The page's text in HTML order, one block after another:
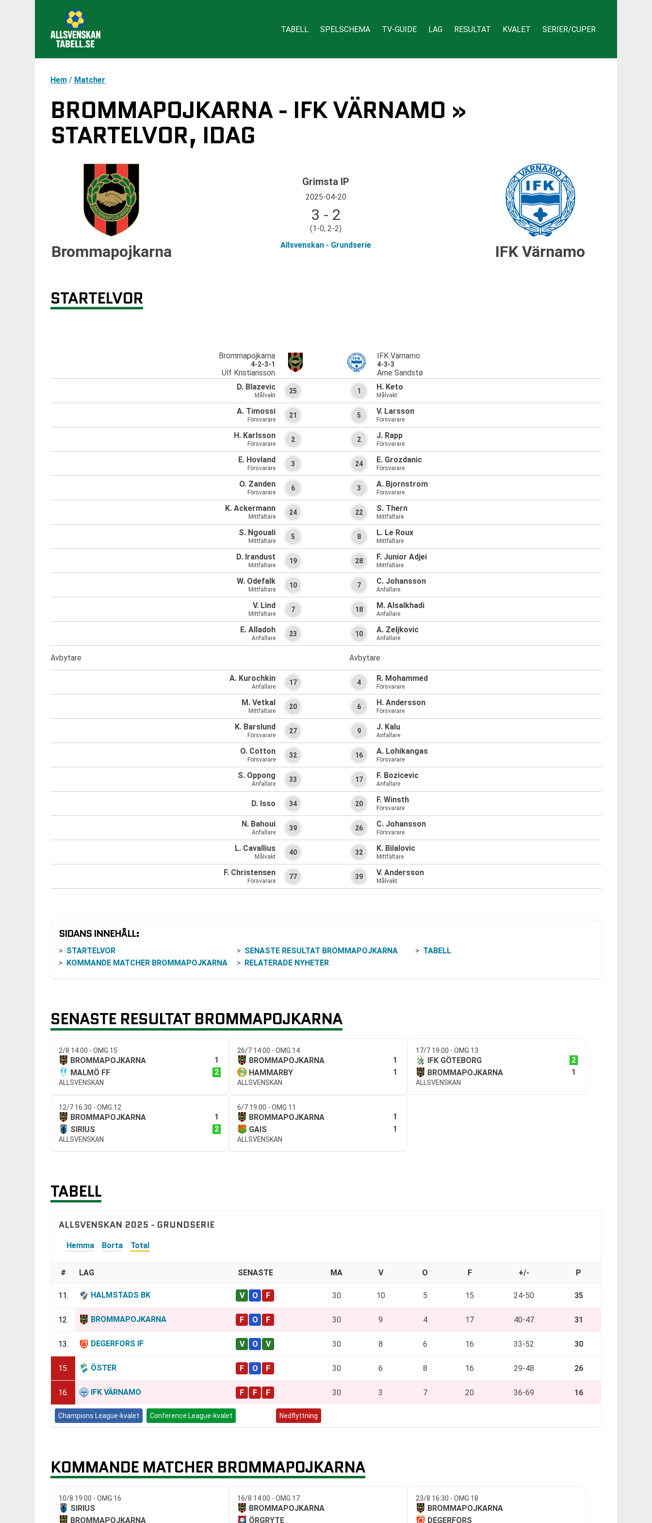
TABELL SPELSCHEMA TV-GUIDE LAG RESULTAT KVALET SERIER/CUPER
Hem / Matcher
BROMMAPOJKARNA - IFK VÄRNAMO »
STARTELVOR, IDAG
Brommapojkarna
Grimsta IP
2025-04-20
3 - 2
(1-0, 2-2)
Allsvenskan - Grundserie
IFK Värnamo
STARTELVOR
Brommapojkarna
4-2-3-1
Ulf Kristiansson
IFK Värnamo
4-3-3
Arne Sandstø
D. Blazevic
Målvakt
25
A. Timossi
Försvarare
21
H. Karlsson
Försvarare
2
E. Hovland
Försvarare
3
O. Zanden
Försvarare
6
K. Ackermann
Mittfältare
24
S. Ngouali
Mittfältare
5
D. Irandust
Mittfältare
19
W. Odefalk
Mittfältare
10
V. Lind
Mittfältare
7
E. Alladoh
Anfallare
23
Avbytare
A. Kurochkin
Anfallare
17
M. Vetkal
Mittfältare
20
K. Barslund
Försvarare
27
O. Cotton
Försvarare
32
S. Oppong
Anfallare
33
D. Isso 34
N. Bahoui
Anfallare
39
L. Cavallius
Målvakt
40
F. Christensen
Försvarare
77
1 H. Keto
Målvakt
5 V. Larsson
Försvarare
2 J. Rapp
Försvarare
24 E. Grozdanic
Försvarare
3 A. Bjornstrom
Försvarare
22 S. Thern
Mittfältare
8 L. Le Roux
Mittfältare
28 F. Junior Adjei
Mittfältare
7 C. Johansson
Anfallare
18 M. Alsalkhadi
Anfallare
10 A. Zeljkovic
Anfallare
Avbytare
4 R. Mohammed
Försvarare
6 H. Andersson
Försvarare
9 J. Kalu
Anfallare
16 A. Lohikangas
Försvarare
17 F. Bozicevic
Anfallare
20 F. Winsth
Försvarare
26 C. Johansson
Försvarare
32 K. Bilalovic
Mittfältare
39 V. Andersson
Målvakt
SIDANS INNEHÅLL:
STARTELVOR SENASTE RESULTAT BROMMAPOJKARNA
TABELL
KOMMANDE MATCHER BROMMAPOJKARNA
RELATERADE NYHETER
SENASTE RESULTAT BROMMAPOJKARNA
2/8 14:00 - OMG 15
BROMMAPOJKARNA
1
MALMÖ FF
2
ALLSVENSKAN
26/7 14:00 - OMG 14
BROMMAPOJKARNA
1
HAMMARBY
1
ALLSVENSKAN
17/7 19:00 - OMG 13
IFK GÖTEBORG
2
BROMMAPOJKARNA
1
ALLSVENSKAN
12/7 16:30 - OMG 12
BROMMAPOJKARNA
1
SIRIUS
2
ALLSVENSKAN
6/7 19:00 - OMG 11
BROMMAPOJKARNA
1
GAIS
1
ALLSVENSKAN
TABELL
ALLSVENSKAN 2025 - GRUNDSERIE
Hemma Borta Total
# LAG SENASTE MA V O F +/- P
11. HALMSTADS BK 30 10 5 15 24-50 35
12. BROMMAPOJKARNA 30 9 4 17 40-47 31
13. DEGERFORS IF 30 8 6 16 33-52 30
15. ÖSTER 30 6 8 16 29-48 26
16. IFK VÄRNAMO 30 3 7 20 36-69 16
Champions League-kvalet Conference League-kvalet Nedflyttning
KOMMANDE MATCHER BROMMAPOJKARNA
10/8 19:00 - OMG 16
SIRIUS
BROMMAPOJKARNA
16/8 14:00 - OMG 17
BROMMAPOJKARNA
ÖRGRYTE
23/8 16:30 - OMG 18
BROMMAPOJKARNA
DEGERFORS